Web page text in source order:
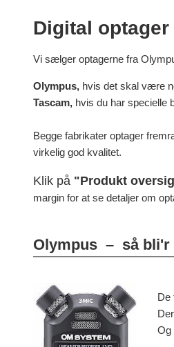
Digital
Vi sælger optagerne fra
Olympus, hvis det skal være
Tascam, hvis du har specielle
Begge fabrikater optager
virkelig god kvalitet.
Klik på "Produkt
margin for at se detaljer om
Olympus – så bli'r
De
Og